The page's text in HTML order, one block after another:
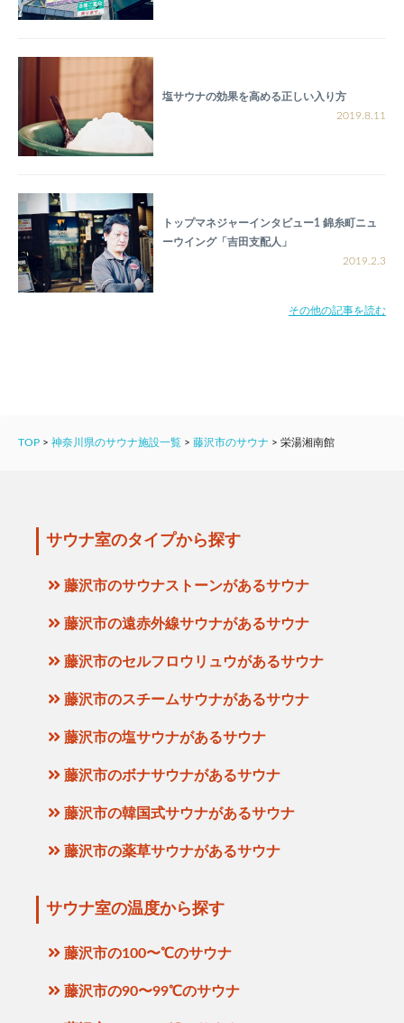
塩サウナの効果を高める正しい入り方
2019.8.11
トップマネジャーインタビュー1 錦糸町ニュ
ーウイング「吉田支配人」
2019.2.3
その他の記事を読む
TOP > 神奈川県のサウナ施設一覧 > 藤沢市のサウナ > 栄湯湘南館
サウナ室のタイプから探す
藤沢市のサウナストーンがあるサウナ
藤沢市の遠赤外線サウナがあるサウナ
藤沢市のセルフロウリュウがあるサウナ
藤沢市のスチームサウナがあるサウナ
藤沢市の塩サウナがあるサウナ
藤沢市のボナサウナがあるサウナ
藤沢市の韓国式サウナがあるサウナ
藤沢市の薬草サウナがあるサウナ
サウナ室の温度から探す
藤沢市の100〜℃のサウナ
藤沢市の90〜99℃のサウナ